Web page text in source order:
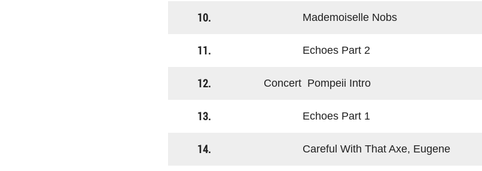
10. Mademoiselle Nobs
11. Echoes Part 2
12. Concert Pompeii Intro
13. Echoes Part 1
14. Careful With That Axe, Eugene